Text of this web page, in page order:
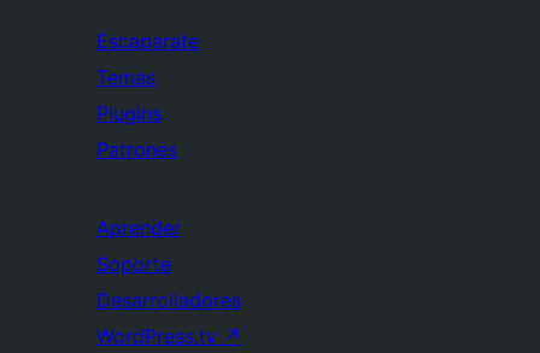
Escaparate
Temas
Plugins
Patrones
Aprender
Soporte
Desarrolladores
WordPress.tv ↗